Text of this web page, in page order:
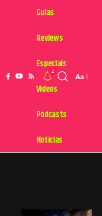
Guias
Reviews
Especiais
Videos
Podcasts
Notícias
2
Aa